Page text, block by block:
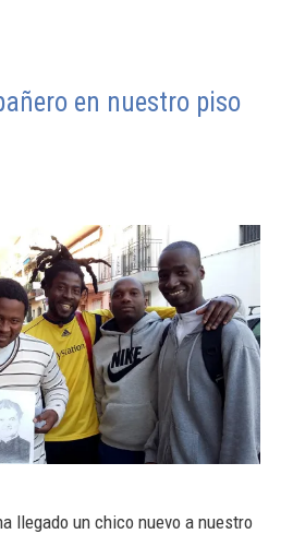
en nuestro piso
llegado un chico nuevo a nuestro